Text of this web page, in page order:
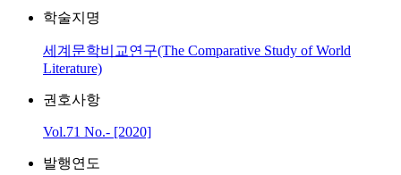
학술지명
세계문학비교연구(The Comparative Study of World
Literature)
권호사항
Vol.71 No.- [2020]
발행연도